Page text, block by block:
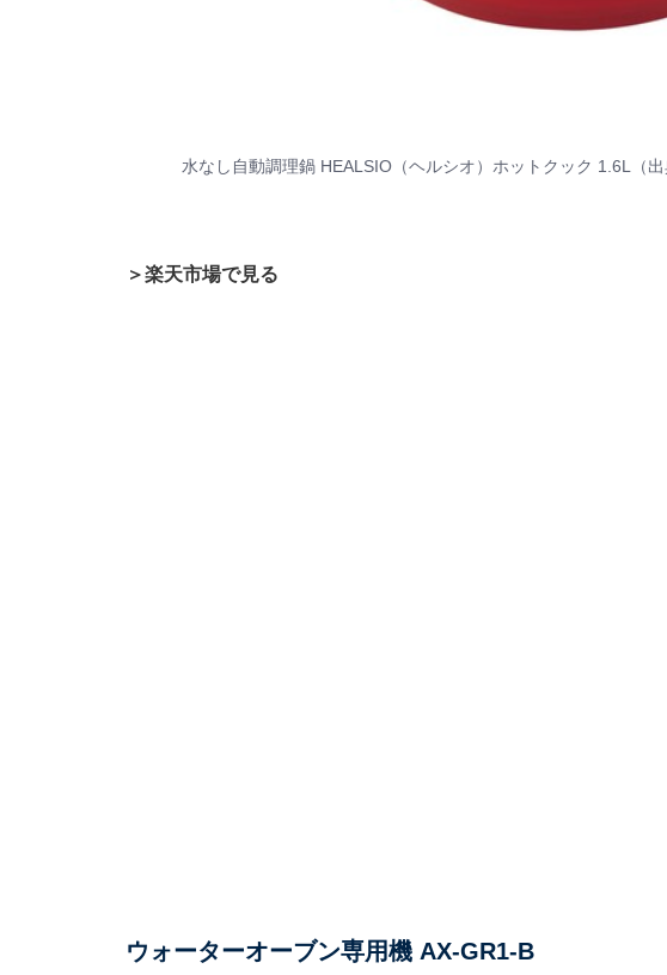
水なし自動調理鍋 HEALSIO（ヘルシオ）ホットクック 1.6L（出
＞楽天市場で見る
ウォーターオーブン専用機 AX-GR1-B